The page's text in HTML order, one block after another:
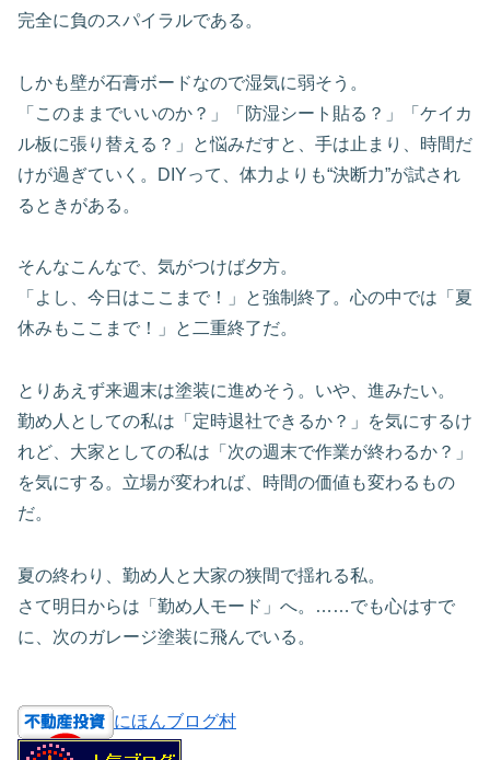
完全に負のスパイラルである。
しかも壁が石膏ボードなので湿気に弱そう。
「このままでいいのか？」「防湿シート貼る？」「ケイカ
ル板に張り替える？」と悩みだすと、手は止まり、時間だ
けが過ぎていく。DIYって、体力よりも“決断力”が試され
るときがある。
そんなこんなで、気がつけば夕方。
「よし、今日はここまで！」と強制終了。心の中では「夏
休みもここまで！」と二重終了だ。
とりあえず来週末は塗装に進めそう。いや、進みたい。
勤め人としての私は「定時退社できるか？」を気にするけ
れど、大家としての私は「次の週末で作業が終わるか？」
を気にする。立場が変われば、時間の価値も変わるもの
だ。
夏の終わり、勤め人と大家の狭間で揺れる私。
さて明日からは「勤め人モード」へ。……でも心はすで
に、次のガレージ塗装に飛んでいる。
にほんブログ村